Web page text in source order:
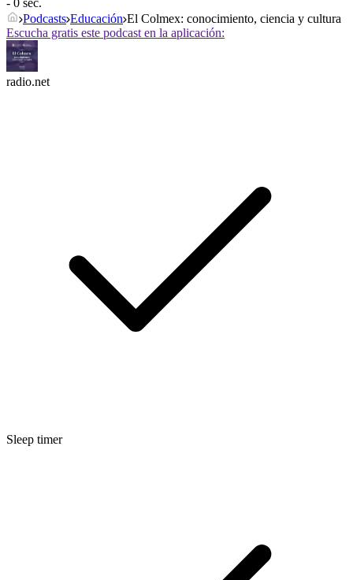
- 0 sec.
Podcasts Educación El Colmex: conocimiento, ciencia y cultura
Escucha gratis este podcast en la aplicación:
radio.net
Sleep timer